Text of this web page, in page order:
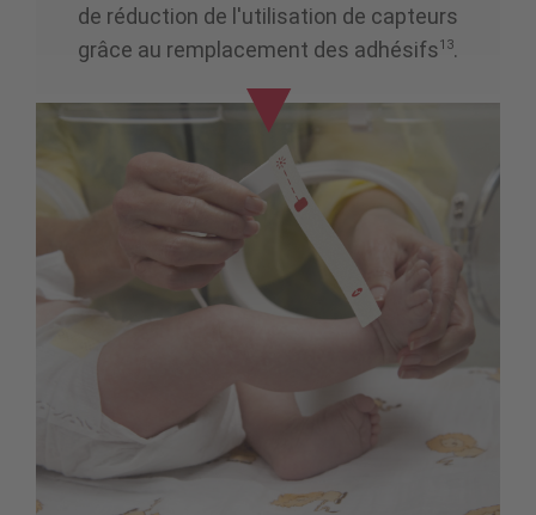
de réduction de l'utilisation de capteurs
grâce au remplacement des adhésifs13.